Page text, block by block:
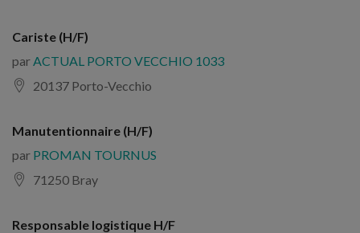
Cariste (H/F)
parACTUAL PORTO VECCHIO 1033
20137 Porto-Vecchio
Manutentionnaire (H/F)
par PROMAN TOURNUS
71250 Bray
Responsable logistique H/F